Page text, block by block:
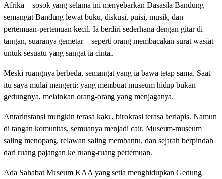
Afrika—sosok yang selama ini menyebarkan Dasasila Bandung—
semangat Bandung lewat buku, diskusi, puisi, musik, dan
pertemuan-pertemuan kecil. Ia berdiri sederhana dengan gitar di
tangan, suaranya gemetar—seperti orang membacakan surat wasiat
untuk sesuatu yang sangat ia cintai.
Meski ruangnya berbeda, semangat yang ia bawa tetap sama. Saat
itu saya mulai mengerti: yang membuat museum hidup bukan
gedungnya, melainkan orang-orang yang menjaganya.
Antarinstansi mungkin terasa kaku, birokrasi terasa berlapis. Namun
di tangan komunitas, semuanya menjadi cair. Museum-museum
saling menopang, relawan saling membantu, dan sejarah berpindah
dari ruang pajangan ke ruang-ruang pertemuan.
Ada Sahabat Museum KAA yang setia menghidupkan Gedung